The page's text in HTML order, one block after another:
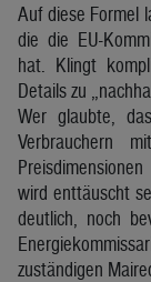
Auf diese Formel
die die EU-
hat. Klingt
Details zu
Wer glaubte,
Verbrauchern
wird enttäuscht
deutlich, noch
zuständigen